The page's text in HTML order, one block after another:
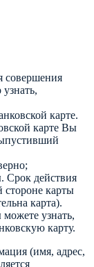
совершения
карте.
карте Вы
Срок действия
стороне карты
карта).
узнать,
карту.
(имя, адрес,